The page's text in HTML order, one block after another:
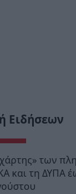
Ειδήσεων
των
και τη ΔΥΠΑ